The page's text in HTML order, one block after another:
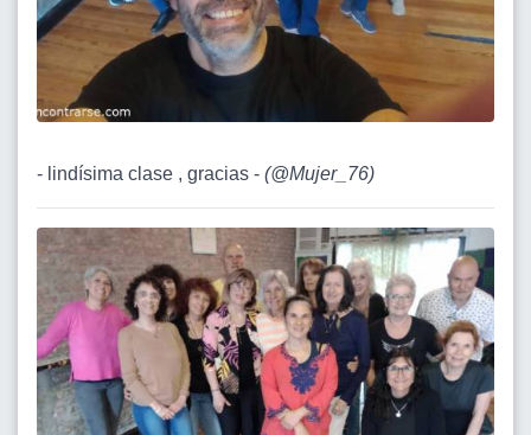
- lindísima clase , gracias - (@Mujer_76)